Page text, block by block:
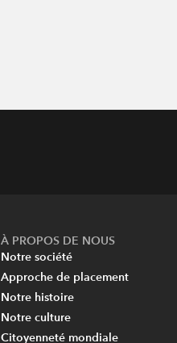
À PROPOS DE NOUS
Notre société
Approche de placement
Notre histoire
Notre culture
Citoyenneté mondiale